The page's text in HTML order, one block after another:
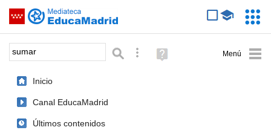
Saltar navegación
Palabra o frase: Búsqueda avanzada
Ayuda
(en
Inicio
Canal EducaMadrid
Últimos contenidos